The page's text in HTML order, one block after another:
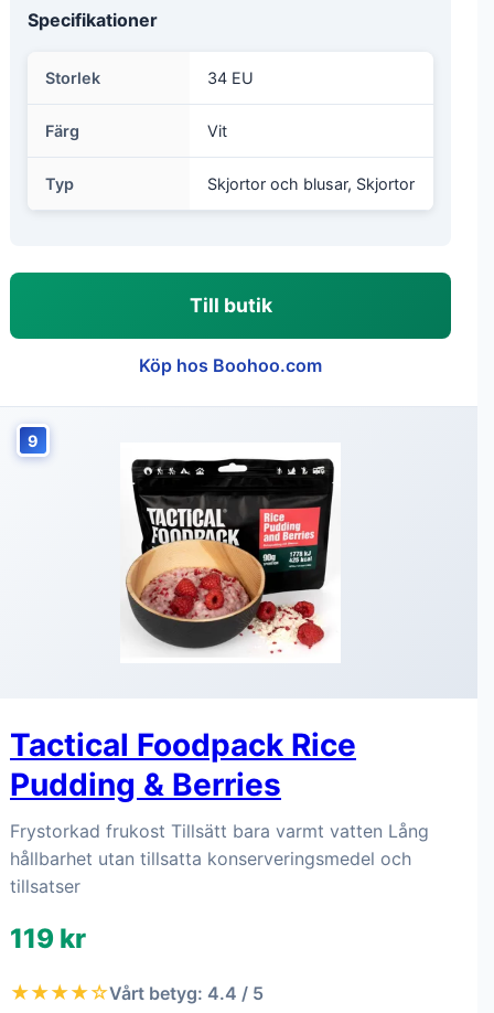
Specifikationer
Storlek 34 EU
Färg Vit
Typ Skjortor och blusar, Skjortor
Till butik
Köp hos Boohoo.com
9
Tactical Foodpack Rice
Pudding & Berries
Frystorkad frukost Tillsätt bara varmt vatten Lång
hållbarhet utan tillsatta konserveringsmedel och
tillsatser
119 kr
★★★★☆Vårt betyg: 4.4 / 5